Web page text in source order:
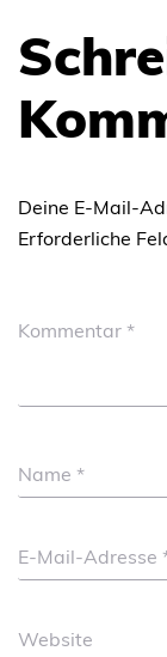
Deine E-Mail-
Erforderliche
Kommentar *
Name *
E-Mail-Adresse
Website